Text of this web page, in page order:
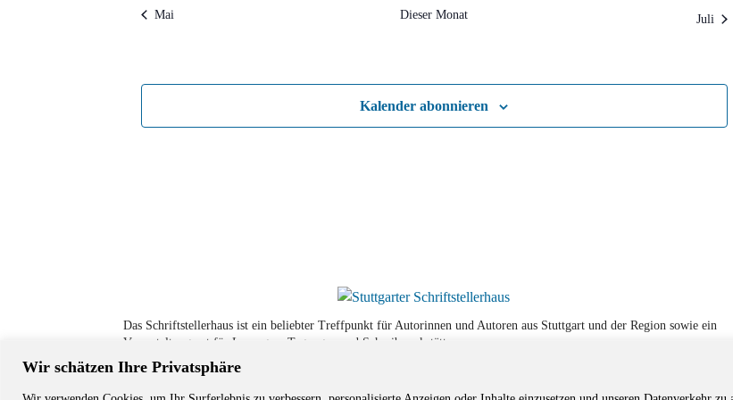
Wir schätzen Ihre Privatsphäre
Mai Dieser Monat Juli
Kalender abonnieren
Das Schriftstellerhaus ist ein beliebter Treffpunkt für Autorinnen und Autoren aus Stuttgart und der Region sowie ein
Veranstaltungsort für Lesungen, Tagungen und Schreibwerkstätten.